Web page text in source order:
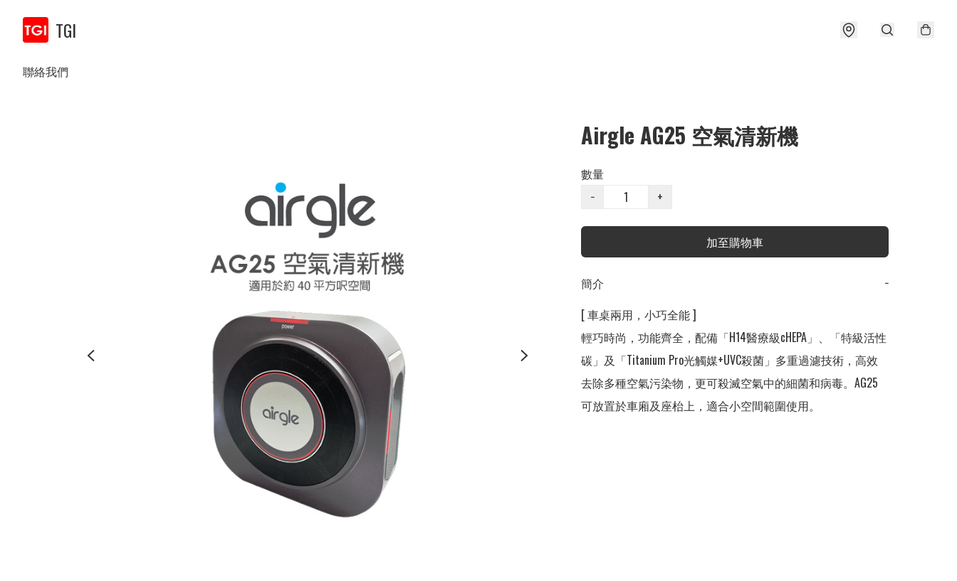
TGI
聯絡我們
Airgle AG25 空氣清新機
數量
−
+
加至購物車
簡介
−
[ 車桌兩用，小巧全能 ]
輕巧時尚，功能齊全，配備「H14醫療級cHEPA」、「特級活性
碳」及「Titanium Pro光觸媒+UVC殺菌」多重過濾技術，高效
去除多種空氣污染物，更可殺滅空氣中的細菌和病毒。AG25
可放置於車廂及座枱上，適合小空間範圍使用。